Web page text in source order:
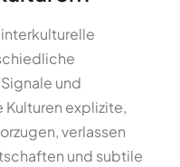
und
Kulturen explizite,
verlassen
und subtile